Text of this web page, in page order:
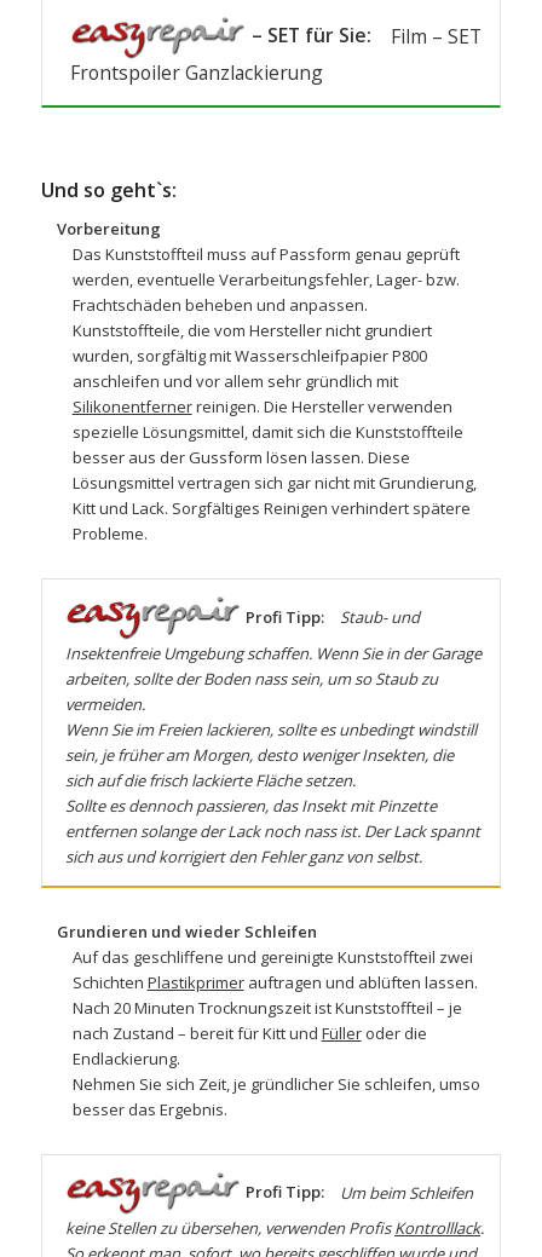
– SET für Sie:
Film – SET
Frontspoiler Ganzlackierung
Und so geht`s:
Vorbereitung
Das Kunststoffteil muss auf Passform genau geprüft
werden, eventuelle Verarbeitungsfehler, Lager- bzw.
Frachtschäden beheben und anpassen.
Kunststoffteile, die vom Hersteller nicht grundiert
wurden, sorgfältig mitWasserschleifpapierP800
anschleifen und vor allem sehr gründlich mit
Silikonentfernerreinigen. Die Hersteller verwenden
spezielle Lösungsmittel, damit sich die Kunststoffteile
besser aus der Gussform lösen lassen. Diese
Lösungsmittel vertragen sich gar nicht mit Grundierung,
Kitt und Lack. Sorgfältiges Reinigen verhindert spätere
Probleme.
Profi Tipp:
Staub- und
Insektenfreie Umgebung schaffen. Wenn Sie in der Garage
arbeiten, sollte der Boden nass sein, um so Staub zu
vermeiden.
Wenn Sie im Freien lackieren, sollte es unbedingt windstill
sein, je früher am Morgen, desto weniger Insekten, die
sich auf die frisch lackierte Fläche setzen.
Sollte es dennoch passieren, das Insekt mit Pinzette
entfernen solange der Lack noch nass ist. Der Lack spannt
sich aus und korrigiert den Fehler ganz von selbst.
Grundieren und wieder Schleifen
Auf das geschliffene und gereinigte Kunststoffteil zwei
Schichten Plastikprimerauftragen und ablüften lassen.
Nach 20 Minuten Trocknungszeit ist Kunststoffteil – je
nach Zustand – bereit fürKittund Fülleroder die
Endlackierung.
Nehmen Sie sich Zeit, je gründlicher Sie schleifen, umso
besser das Ergebnis.
Profi Tipp:
Um beim Schleifen
keine Stellen zu übersehen, verwenden ProfisKontrolllack.